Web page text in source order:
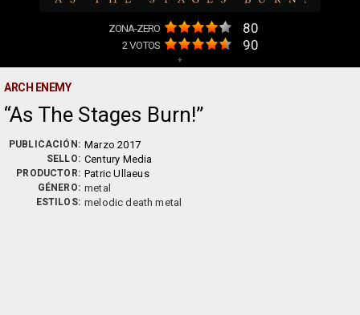
ZONA-ZERO 80
2VOTOS 90
+
ARCH ENEMY
As The Stages Burn!
PUBLICACIÓN: Marzo 2017
SELLO: Century Media
PRODUCTOR: Patric Ullaeus
GÉNERO: metal
ESTILOS: melodic death metal